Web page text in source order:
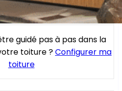
guidé pas à pas dans la
toiture ?Configurer ma
toiture